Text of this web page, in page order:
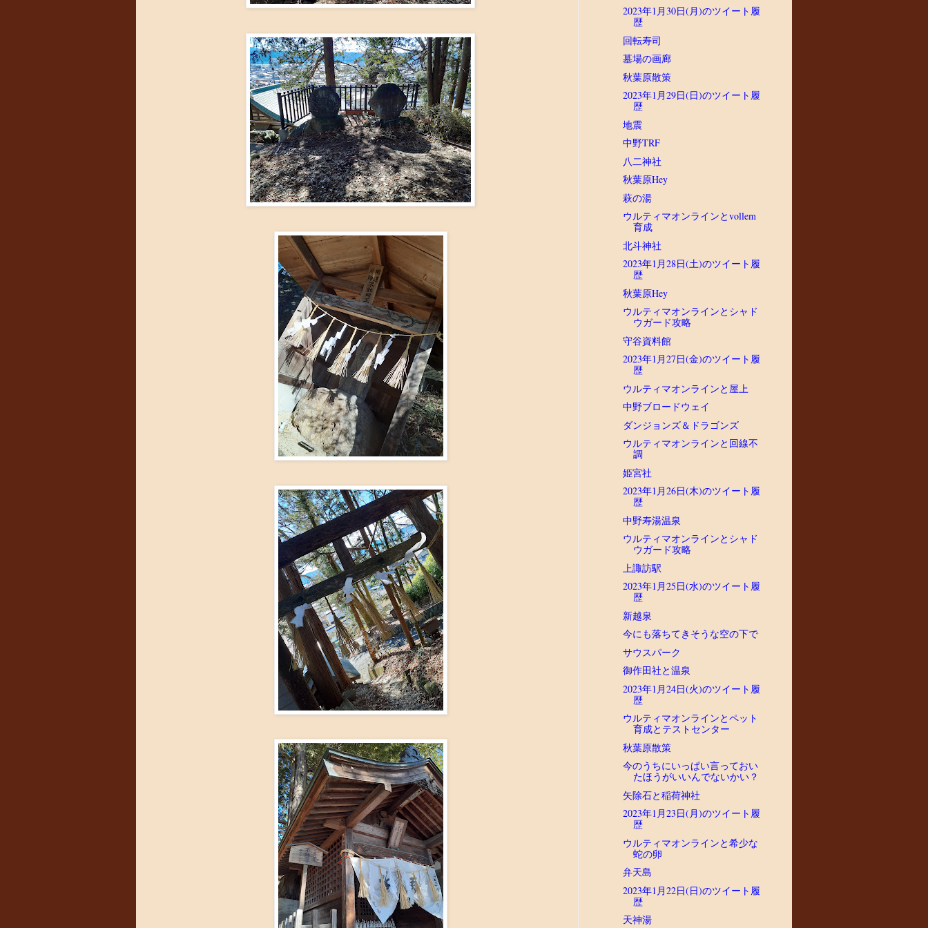
2023年1月30日(月)のツイート履
歴
回転寿司
墓場の画廊
秋葉原散策
2023年1月29日(日)のツイート履
歴
地震
中野TRF
八二神社
秋葉原Hey
萩の湯
ウルティマオンラインとvollem
育成
北斗神社
2023年1月28日(土)のツイート履
歴
秋葉原Hey
ウルティマオンラインとシャド
ウガード攻略
守谷資料館
2023年1月27日(金)のツイート履
歴
ウルティマオンラインと屋上
中野ブロードウェイ
ダンジョンズ＆ドラゴンズ
ウルティマオンラインと回線不
調
姫宮社
2023年1月26日(木)のツイート履
歴
中野寿湯温泉
ウルティマオンラインとシャド
ウガード攻略
上諏訪駅
2023年1月25日(水)のツイート履
歴
新越泉
今にも落ちてきそうな空の下で
サウスパーク
御作田社と温泉
2023年1月24日(火)のツイート履
歴
ウルティマオンラインとペット
育成とテストセンター
秋葉原散策
今のうちにいっぱい言っておい
たほうがいいんでないかい？
矢除石と稲荷神社
2023年1月23日(月)のツイート履
歴
ウルティマオンラインと希少な
蛇の卵
弁天島
2023年1月22日(日)のツイート履
歴
天神湯